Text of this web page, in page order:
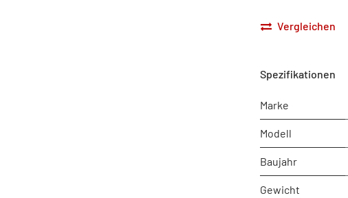
Vergleichen
Spezifikationen
Marke
Modell
Baujahr
Gewicht